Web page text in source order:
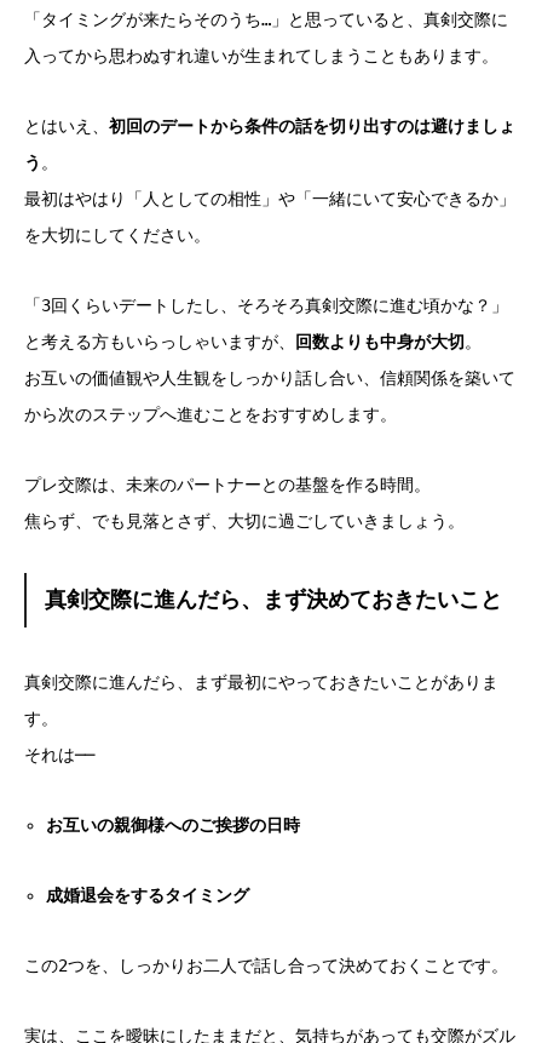
「タイミングが来たらそのうち…」と思っていると、真剣交際に
入ってから思わぬすれ違いが生まれてしまうこともあります。
とはいえ、 初回のデートから条件の話を切り出すのは避けましょ
う 。
最初はやはり「人としての相性」や「一緒にいて安心できるか」
を大切にしてください。
「3回くらいデートしたし、そろそろ真剣交際に進む頃かな？」
と考える方もいらっしゃいますが、
回数よりも中身が大切。
お互いの価値観や人生観をしっかり話し合い、信頼関係を築いて
から次のステップへ進むことをおすすめします。
プレ交際は、未来のパートナーとの基盤を作る時間。
焦らず、でも見落とさず、大切に過ごしていきましょう。
真剣交際に進んだら、まず決めておきたいこと
真剣交際に進んだら、まず最初にやっておきたいことがありま
す。
それは──
お互いの親御様へのご挨拶の日時
成婚退会をするタイミング
この2つを、しっかりお二人で話し合って決めておくことです。
実は、ここを曖昧にしたままだと、気持ちがあっても交際がズル